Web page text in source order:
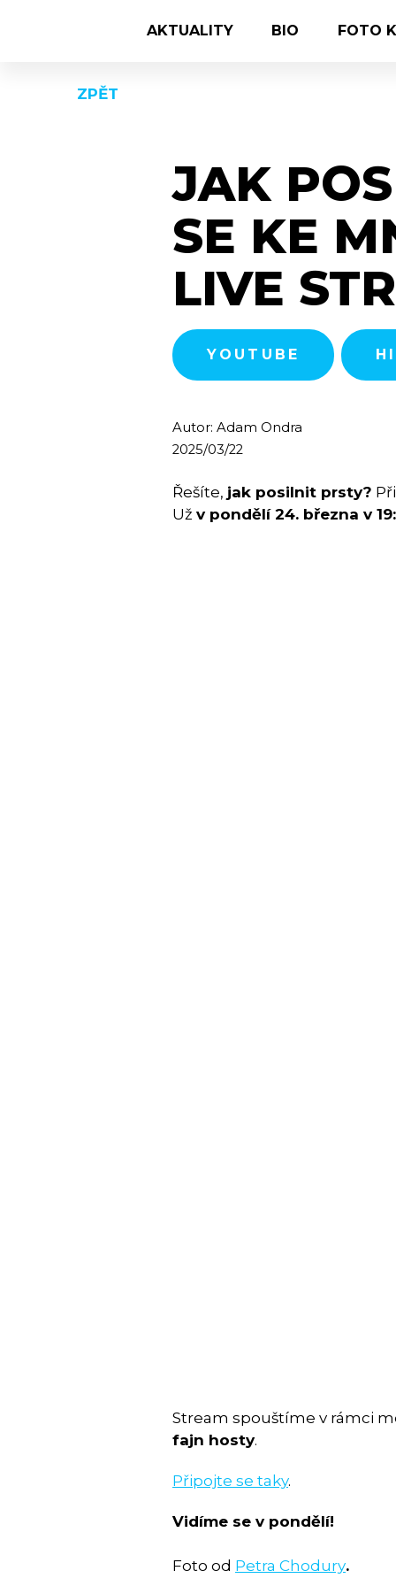
AKTUALITY BIO FOTO
ZPĚT
JAK
SE KE
LIVE
YOUTUBE
Autor: Adam Ondra
2025/03/22
Řešíte, jak posilnit prsty?
Už v pondělí 24. března v
Stream spouštíme v rámci
fajn hosty.
Připojte se taky.
Vidíme se v pondělí!
Foto od Petra Chodury.